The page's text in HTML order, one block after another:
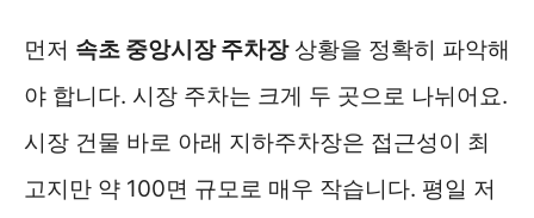
먼저 속초 중앙시장 주차장상황을 정확히 파악해
야 합니다. 시장 주차는 크게 두 곳으로 나뉘어요.
시장 건물 바로 아래 지하주차장은 접근성이 최
고지만 약 100면 규모로 매우 작습니다. 평일 저